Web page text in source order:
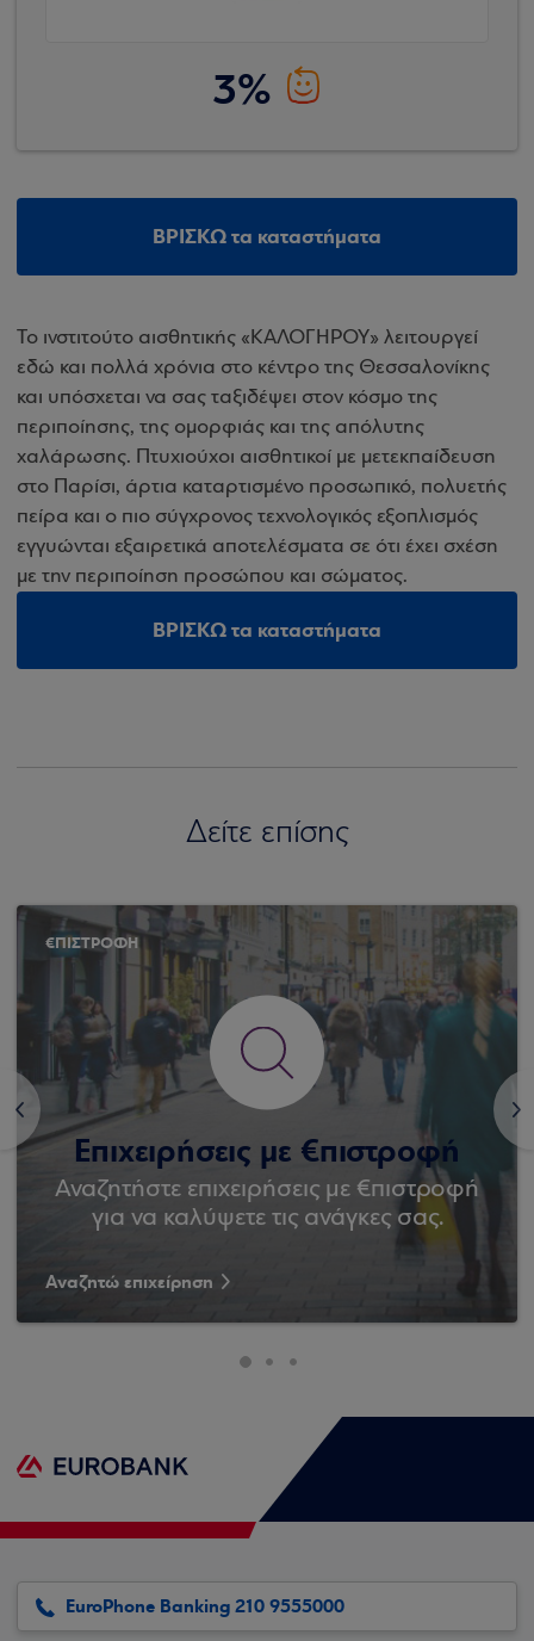
3%
ΒΡΙΣΚΩ τα καταστήματα
Το ινστιτούτο αισθητικής «ΚΑΛΟΓΗΡΟΥ» λειτουργεί
εδώ και πολλά χρόνια στο κέντρο της Θεσσαλονίκης
και υπόσχεται να σας ταξιδέψει στον κόσμο της
περιποίησης, της ομορφιάς και της απόλυτης
χαλάρωσης. Πτυχιούχοι αισθητικοί με μετεκπαίδευση
στο Παρίσι, άρτια καταρτισμένο προσωπικό, πολυετής
πείρα και ο πιο σύγχρονος τεχνολογικός εξοπλισμός
εγγυώνται εξαιρετικά αποτελέσματα σε ότι έχει σχέση
με την περιποίηση προσώπου και σώματος.
ΒΡΙΣΚΩ τα καταστήματα
Δείτε επίσης
<
€ΠΙΣΤΡΟΦΗ
Επιχειρήσεις με €πιστροφή
Αναζητήστε επιχειρήσεις με €πιστροφή
για να καλύψετε τις ανάγκες σας.
Αναζητώ επιχείρηση
>
EuroPhone Banking 210 9555000